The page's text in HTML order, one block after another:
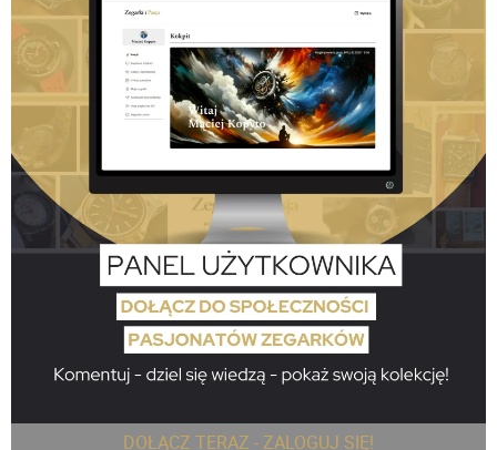
DOŁĄCZ TERAZ - ZALOGUJ SIĘ!